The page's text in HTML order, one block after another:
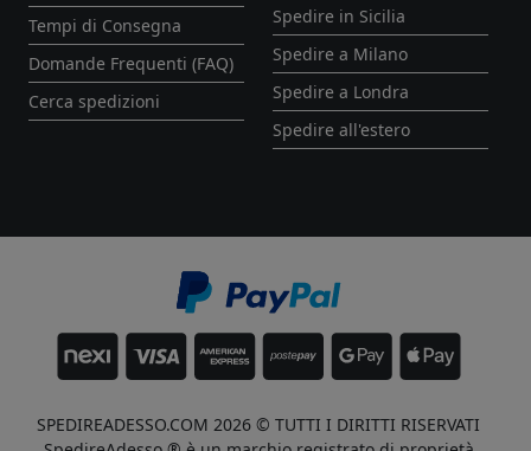
Tempi di Consegna
Domande Frequenti (FAQ)
Cerca spedizioni
Spedire in Sicilia
Spedire a Milano
Spedire a Londra
Spedire all'estero
SPEDIREADESSO.COM 2026 © TUTTI I DIRITTI RISERVATI